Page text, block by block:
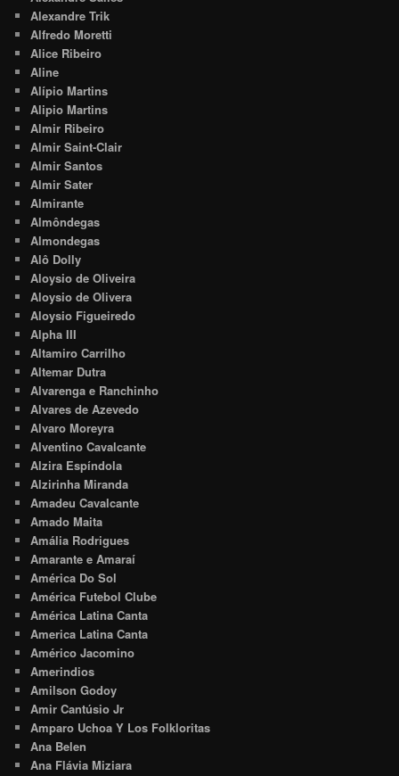
Alexandre Trik
Alfredo Moretti
Alice Ribeiro
Aline
Alípio Martins
Alipio Martins
Almir Ribeiro
Almir Saint-Clair
Almir Santos
Almir Sater
Almirante
Almôndegas
Almondegas
Alô Dolly
Aloysio de Oliveira
Aloysio de Olivera
Aloysio Figueiredo
Alpha III
Altamiro Carrilho
Altemar Dutra
Alvarenga e Ranchinho
Alvares de Azevedo
Alvaro Moreyra
Alventino Cavalcante
Alzira Espíndola
Alzirinha Miranda
Amadeu Cavalcante
Amado Maita
Amália Rodrigues
Amarante e Amaraí
América Do Sol
América Futebol Clube
América Latina Canta
America Latina Canta
Américo Jacomino
Amerindios
Amilson Godoy
Amir Cantúsio Jr
Amparo Uchoa Y Los Folkloritas
Ana Belen
Ana Flávia Miziara